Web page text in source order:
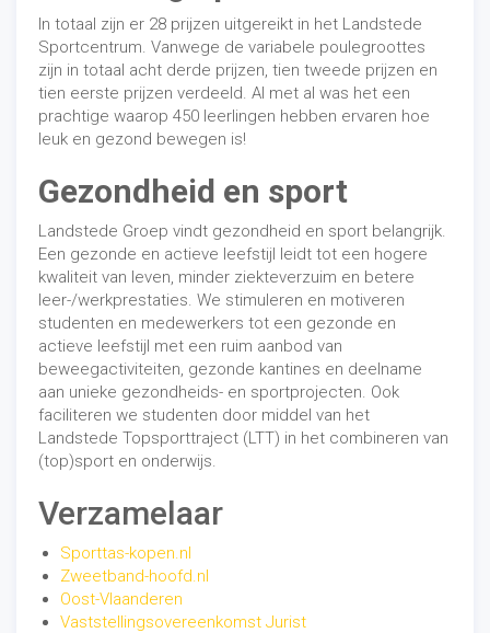
In totaal zijn er 28 prijzen uitgereikt in het Landstede
Sportcentrum. Vanwege de variabele poulegroottes
zijn in totaal acht derde prijzen, tien tweede prijzen en
tien eerste prijzen verdeeld. Al met al was het een
prachtige waarop 450 leerlingen hebben ervaren hoe
leuk en gezond bewegen is!
Gezondheid en sport
Landstede Groep vindt gezondheid en sport belangrijk.
Een gezonde en actieve leefstijl leidt tot een hogere
kwaliteit van leven, minder ziekteverzuim en betere
leer-/werkprestaties. We stimuleren en motiveren
studenten en medewerkers tot een gezonde en
actieve leefstijl met een ruim aanbod van
beweegactiviteiten, gezonde kantines en deelname
aan unieke gezondheids- en sportprojecten. Ook
faciliteren we studenten door middel van het
Landstede Topsporttraject (LTT) in het combineren van
(top)sport en onderwijs.
Verzamelaar
Sporttas-kopen.nl
Zweetband-hoofd.nl
Oost-Vlaanderen
Vaststellingsovereenkomst Jurist